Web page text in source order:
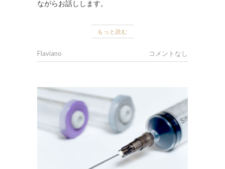
ながらお話しします。
もっと読む
Flaviano コメントなし